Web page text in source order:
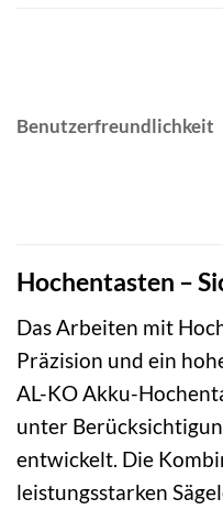
Benutzerfreundlichkeit
Hochentasten –
Das Arbeiten mit
Präzision und ein
AL-KO Akku-
unter
entwickelt. Die
leistungsstarken